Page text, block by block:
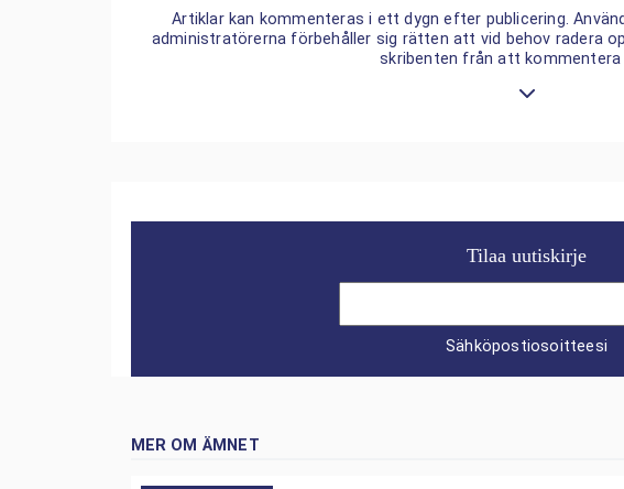
Artiklar kan kommenteras i ett dygn efter publicering.
administratörerna förbehåller sig rätten att vid behov radera
skribenten från att kommentera
Tilaa uutiskirje
Sähköpostiosoitteesi
MER OM ÄMNET